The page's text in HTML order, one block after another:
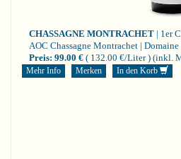
CHASSAGNE MONTRACHET | 1er
AOC Chassagne Montrachet |
Preis: 99.00 € ( 132.00 €/Liter ) (inkl.
Mehr Info Merken In den Korb